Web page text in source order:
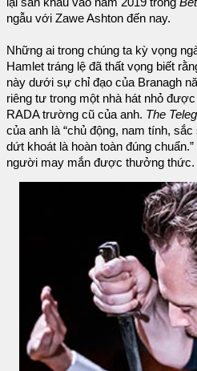
ngẫu với Zawe Ashton đến nay.
Những ai trong chúng ta kỳ vọng
Hamlet tráng lệ đã thất vọng biết
này dưới sự chỉ đạo của Branagh
riêng tư trong một nhà hát nhỏ
RADA trường cũ của anh. The
của anh là “chủ động, nam tính,
dứt khoát là hoàn toàn đúng
người may mắn được thưởng thức.